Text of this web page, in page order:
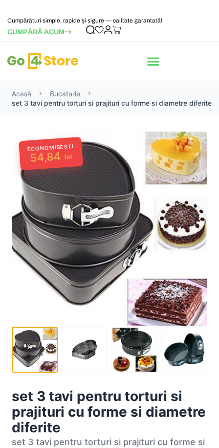
Cumpărături simple, rapide și sigure — calitate garantată!
CUMPĂRĂ ACUM
Acasă
Bucatarie
set 3 tavi pentru torturi si prajituri cu forme si diametre diferite
ECONOMISESTI
54,84 lei
set 3 tavi pentru torturi si
prajituri cu forme si diametre
diferite
set 3 tavi pentru torturi si prajituri cu forme si